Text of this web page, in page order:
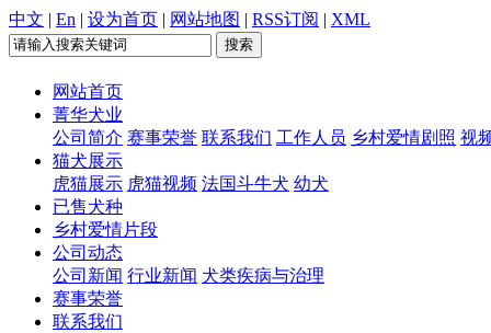
中文 | En | 设为首页 | 网站地图 | RSS订阅 | XML
网站首页
菁华犬业
公司简介 赛事荣誉 联系我们 工作人员 乡村爱情剧照 视
猫犬展示
虎猫展示 虎猫视频 法国斗牛犬 幼犬
已售犬种
乡村爱情片段
公司动态
公司新闻 行业新闻 犬类疾病与治理
赛事荣誉
联系我们